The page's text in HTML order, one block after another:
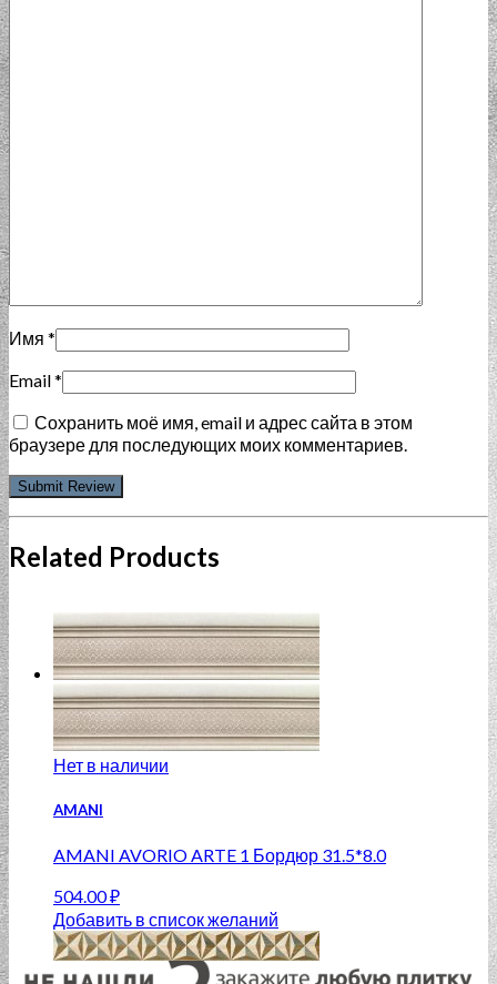
Имя *
Email*
Сохранить моё имя, email и адрес сайта в этом
браузере для последующих моих комментариев.
Related Products
Нет в наличии
AMANI
AMANI AVORIO ARTE 1 Бордюр 31.5*8.0
504.00₽
Добавить в список желаний